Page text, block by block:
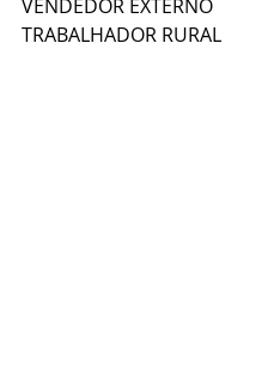
VENDEDOR EXTERNO
TRABALHADOR RURAL